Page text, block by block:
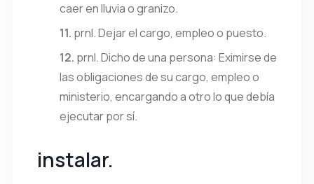
caer en lluvia o granizo.
11. prnl.Dejar el cargo, empleo o puesto.
12. prnl.Dicho de una persona: Eximirse de
las obligaciones de su cargo, empleo o
ministerio, encargando a otro lo que debía
ejecutar por sí.
instalar.